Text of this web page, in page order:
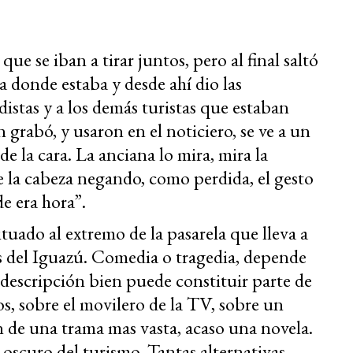
se iban a tirar juntos, pero al final saltó
donde estaba y desde ahí dio las
y a los demás turistas que estaban
y usaron en el noticiero, se ve a un
la cara. La anciana lo mira, mira la
la cabeza negando, como perdida, el gesto
era hora”.
al extremo de la pasarela que lleva a
Iguazú. Comedia o tragedia, depende
bien puede constituir parte de
sobre el movilero de la TV, sobre un
una trama mas vasta, acaso una novela.